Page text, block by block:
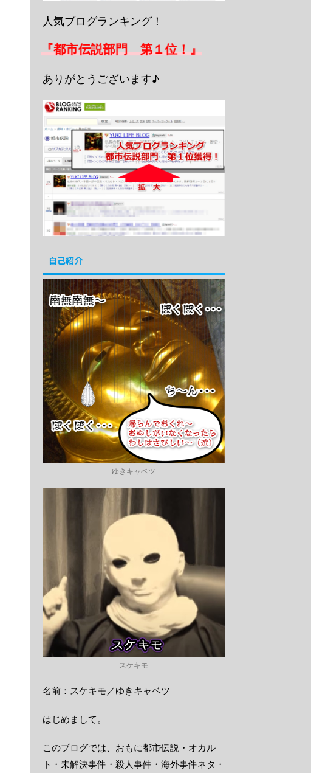
人気ブログランキング！
『都市伝説部門 第１位！』
ありがとうございます♪
自己紹介
ゆきキャベツ
スケキモ
名前：スケキモ／ゆきキャベツ
はじめまして。
このブログでは、おもに都市伝説・オカル
ト・未解決事件・殺人事件・海外事件ネタ・